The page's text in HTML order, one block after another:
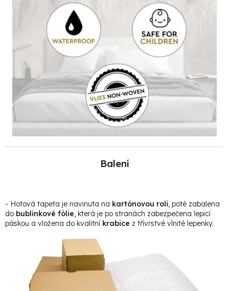
Balení
- Hotová tapeta je navinuta na kartónovou roli, poté zabalena
do bublinkové fólie, která je po stranách zabezpečena lepicí
páskou a vložena do kvalitní krabice z třívrstvé vlnité lepenky.